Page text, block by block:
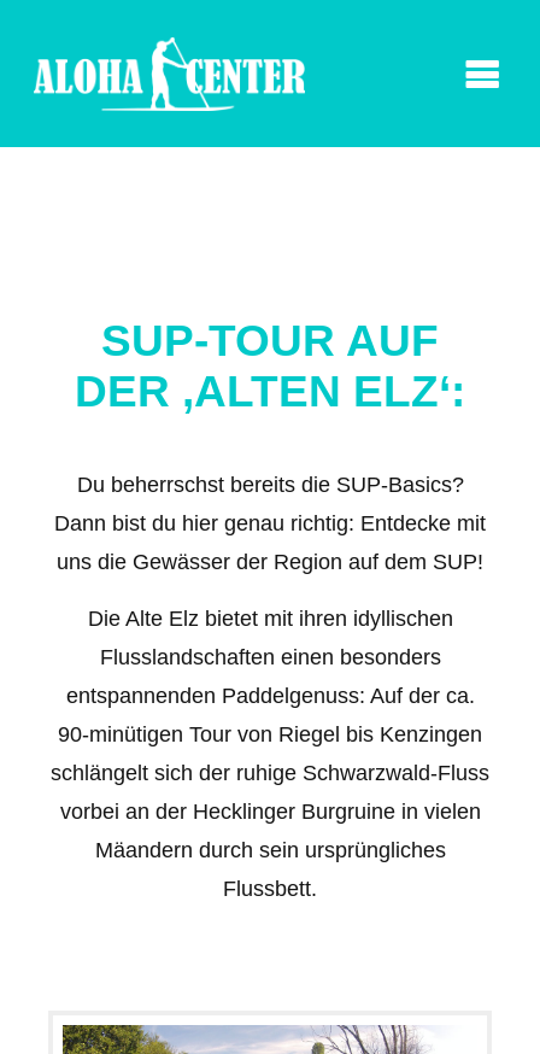
SUP-TOUR AUF
DER ‚ALTEN ELZ‘:
Du beherrschst bereits die SUP-Basics?
Dann bist du hier genau richtig: Entdecke mit
uns die Gewässer der Region auf dem SUP!
Die Alte Elz bietet mit ihren idyllischen
Flusslandschaften einen besonders
entspannenden Paddelgenuss: Auf der ca.
90-minütigen Tour von Riegel bis Kenzingen
schlängelt sich der ruhige Schwarzwald-Fluss
vorbei an der Hecklinger Burgruine in vielen
Mäandern durch sein ursprüngliches
Flussbett.